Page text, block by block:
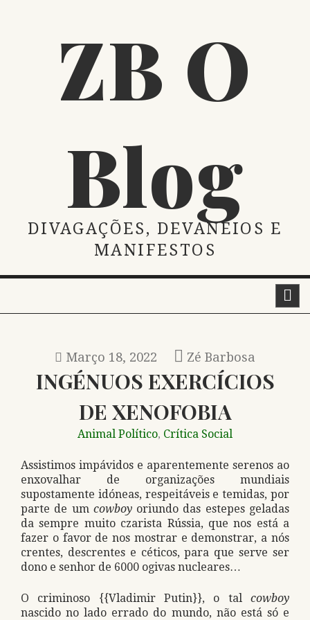
ZB O
Blog
DIVAGAÇÕES, DEVANEIOS E
MANIFESTOS
Março 18, 2022 Zé Barbosa
INGÉNUOS EXERCÍCIOS
DE XENOFOBIA
Animal Político, Crítica Social
Assistimos impávidos e aparentemente serenos ao
enxovalhar de organizações mundiais
supostamente idóneas, respeitáveis e temidas, por
parte de um cowboyoriundo das estepes geladas
da sempre muito czarista Rússia, que nos está a
fazer o favor de nos mostrar e demonstrar, a nós
crentes, descrentes e céticos, para que serve ser
dono e senhor de 6000 ogivas nucleares…
O criminoso {{Vladimir Putin}}, o tal cowboy
nascido no lado errado do mundo, não está só e